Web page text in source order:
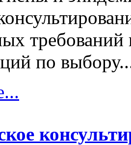
по